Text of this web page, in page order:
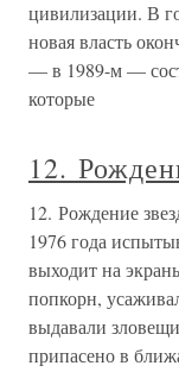
цивилизации. В
новая власть
— в 1989-м —
которые
12.
12. Рождение
1976 года
выходит на
попкорн,
выдавали
припасено в